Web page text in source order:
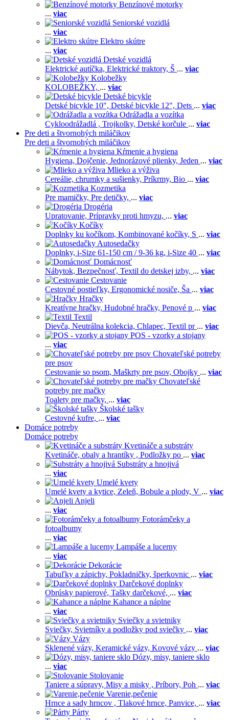
Benzínové motorky
... viac
Seniorské vozidlá
... viac
Elektro skútre
... viac
Detské vozidlá
Elektrické autíčka, Elektrické traktory, Š ... viac
Kolobežky
KOLOBEŽKY, ... viac
Detské bicykle
Detské bicykle 10", Detské bicykle 12", Dets ... viac
Odrážadla a vozítka
Cykloodrážadlá , Trojkolky, Detské korčule ... viac
Pre deti a štvornohých miláčikov
Pre deti a štvornohých miláčikov
Kŕmenie a hygiena
Hygiena, Dojčenie, Jednorázové plienky, Jeden ... viac
Mlieko a výživa
Cereálie, chrumky a sušienky, Príkrmy, Bio ... viac
Kozmetika
Pre mamičky, Pre detičky, ... viac
Drogéria
Upratovanie, Prípravky proti hmyzu, ... viac
Kočíky
Doplnky ku kočíkom, Kombinované kočíky, S ... viac
Autosedačky
Doplnky, i-Size 61-150 cm / 9-36 kg, i-Size 40 ... viac
Domácnosť
Nábytok, Bezpečnosť, Textil do detskej izby, ... viac
Cestovanie
Cestovné postieľky, Ergonomické nosiče, Ša ... viac
Hračky
Kreatívne hračky, Hudobné hračky, Penové p ... viac
Textil
Dievča, Neutrálna kolekcia, Chlapec, Textil pr ... viac
POS - vzorky a stojany
... viac
Chovateľské potreby
pre psov
Cestovanie so psom, Maškrty pre psov, Obojky ... viac
Chovateľské
potreby pre mačky
Toalety pre mačky, ... viac
Školské tašky
Cestovné kufre, ... viac
Domáce potreby
Domáce potreby
Kvetináče a substráty
Kvetináče, obaly a hrantíky , Podložky po ... viac
Substráty a hnojivá
... viac
Umelé kvety
Umelé kvety a kytice, Zeleň, Bobule a plody, V ... viac
Anjeli
... viac
Fotorámčeky a
fotoalbumy
... viac
Lampáše a lucerny
... viac
Dekorácie
Tabuľky a zápichy, Pokladničky, šperkovnic ... viac
Darčekové doplnky
Obrúsky papierové, Tašky darčekové, ... viac
Kahance a náplne
... viac
Sviečky a svietniky
Sviečky, Svietníky a podložky pod sviečky ... viac
Vázy
Sklenené vázy, Keramické vázy, Kovové vázy ... viac
Dózy, misy, taniere sklo
... viac
Stolovanie
Taniere a súpravy, Misy a misky , Príbory, Poh ... viac
Varenie,pečenie
Hrnce a sady hrncov , Tlakové hrnce, Panvice, ... viac
Párty